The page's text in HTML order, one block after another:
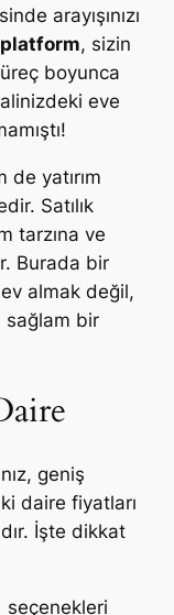
arayışınızı
, sizin
boyunca
eve
yatırım
Satılık
tarzına ve
Burada bir
almak değil,
sağlam bir
geniş
daire fiyatları
İşte dikkat
seçenekleri